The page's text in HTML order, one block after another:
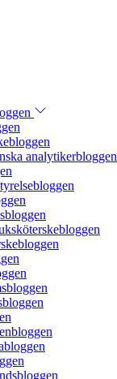
analytikerbloggen